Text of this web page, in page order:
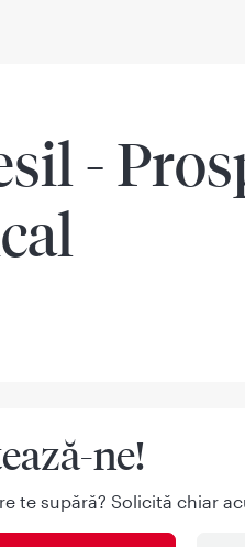
-
ne!
te supără? Solicită chiar